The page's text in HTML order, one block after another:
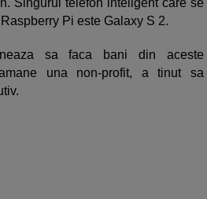
Singurul telefon inteligent care se
Pi este Galaxy S 2.
sa faca bani din aceste
una non-profit, a tinut sa